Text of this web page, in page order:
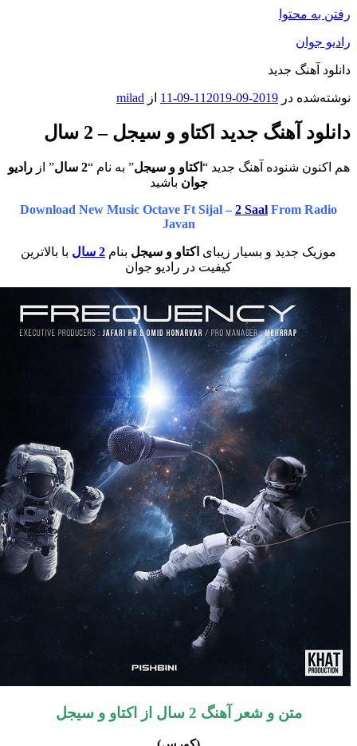
جدید
در 2019-09-11
2019-09-11 ازmilad
آهنگ جدید اکتاو و سیجل – 2 سال
شنوده آهنگ جدید “اکتاو و سیجل” به نام “2 سال ” از رادیو
باشید
Download New Music Octave Ft Sijal –2 SaalFrom
جدید و بسیار زیبایاکتاو و سیجلبنام2 سال
با بالاترین
کیفیت در رادیو جوان
متن و شعر آهنگ2 سال از اکتاو و سیجل